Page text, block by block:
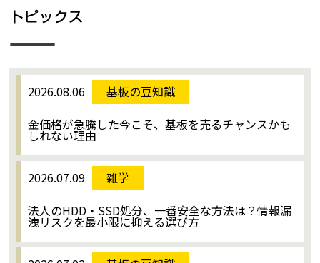
2026.08.06
基板の豆知識
金価格が急騰した今こそ、基板を売るチャンスかも
しれない理由
2026.07.09
雑学
法人のHDD・SSD処分、一番安全な方法は？情報漏
洩リスクを最小限に抑える選び方